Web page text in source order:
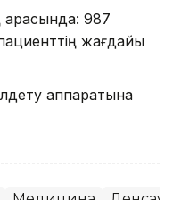
987
жағдайы
аппаратына